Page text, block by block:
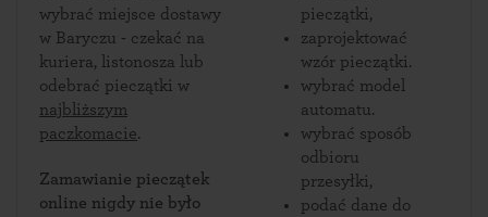
wybrać miejsce dostawy
w Baryczu - czekać na
kuriera, listonosza lub
odebrać pieczątki w
najbliższym
paczkomacie.
Zamawianie pieczątek
online nigdy nie było
pieczątki,
zaprojektować
wzór pieczątki.
wybrać model
automatu.
wybrać sposób
odbioru
przesyłki,
podać dane do